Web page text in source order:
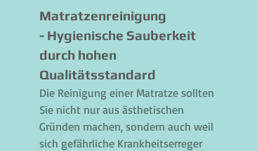
Matratzenreinigung
- Hygienische Sauberkeit
durch hohen
Qualitätsstandard
Die Reinigung einer Matratze sollten
Sie nicht nur aus ästhetischen
Gründen machen, sondern auch weil
sich gefährliche Krankheitserreger